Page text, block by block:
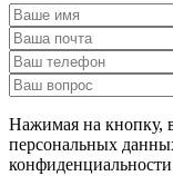
Нажимая на кнопку,
персональных
конфиденциальности